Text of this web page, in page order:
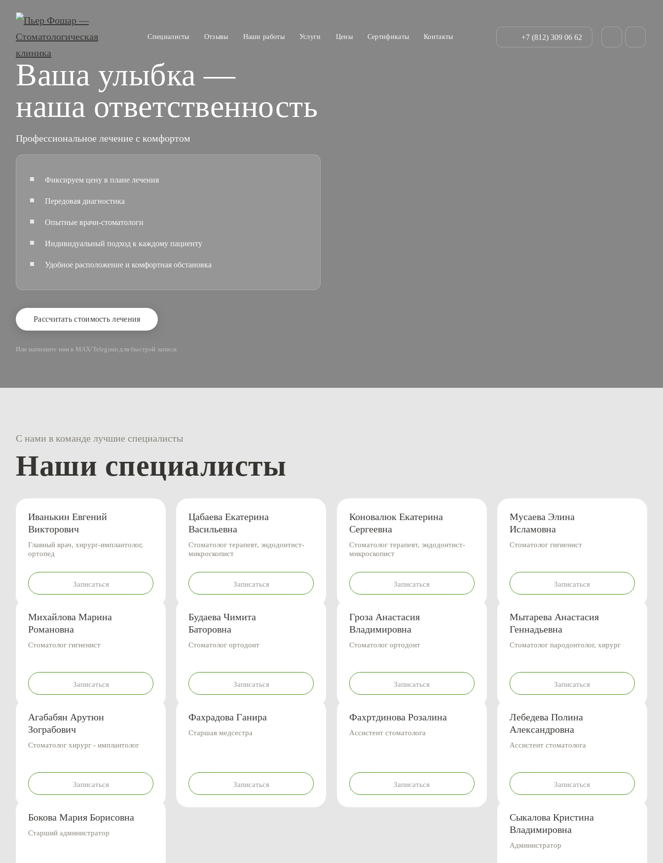
Специалисты Отзывы Наши работы Услуги Цены Сертификаты Контакты +7 (812) 309 06 62
Ваша улыбка —
наша ответственность
Профессиональное лечение с комфортом
Фиксируем цену в плане лечения
Передовая диагностика
Опытные врачи-стоматологи
Индивидуальный подход к каждому пациенту
Удобное расположение и комфортная обстановка
Рассчитать стоимость лечения
Или напишите нам в MAX/Telegram для быстрой записи
С нами в команде лучшие специалисты
Наши специалисты
Иванькин Евгений
Викторович
Главный врач, хирург-имплантолог,
ортопед
Записаться
Цабаева Екатерина
Васильевна
Стоматолог терапевт, эндодонтист-
микроскопист
Записаться
Коновалюк Екатерина
Сергеевна
Стоматолог терапевт, эндодонтист-
микроскопист
Записаться
Мусаева Элина
Исламовна
Стоматолог гигиенист
Записаться
Михайлова Марина
Романовна
Стоматолог гигиенист
Записаться
Будаева Чимита
Баторовна
Стоматолог ортодонт
Записаться
Гроза Анастасия
Владимировна
Стоматолог ортодонт
Записаться
Мытарева Анастасия
Геннадьевна
Стоматолог пародонтолог, хирург
Записаться
Агабабян Арутюн
Зограбович
Стоматолог хирург - имплантолог
Записаться
Фахрадова Ганира
Старшая медсестра
Записаться
Фахртдинова Розалина
Ассистент стоматолога
Записаться
Лебедева Полина
Александровна
Ассистент стоматолога
Записаться
Бокова Мария Борисовна
Старший администратор
Сыкалова Кристина
Владимировна
Администратор